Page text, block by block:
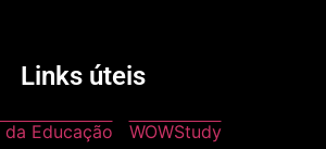
Links úteis
da Educação WOWStudy